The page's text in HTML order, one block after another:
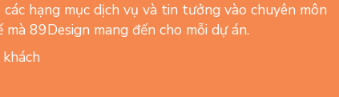
hạng mục dịch vụ và tin tưởng vào chuyên môn
89Design mang đến cho mỗi dự án.